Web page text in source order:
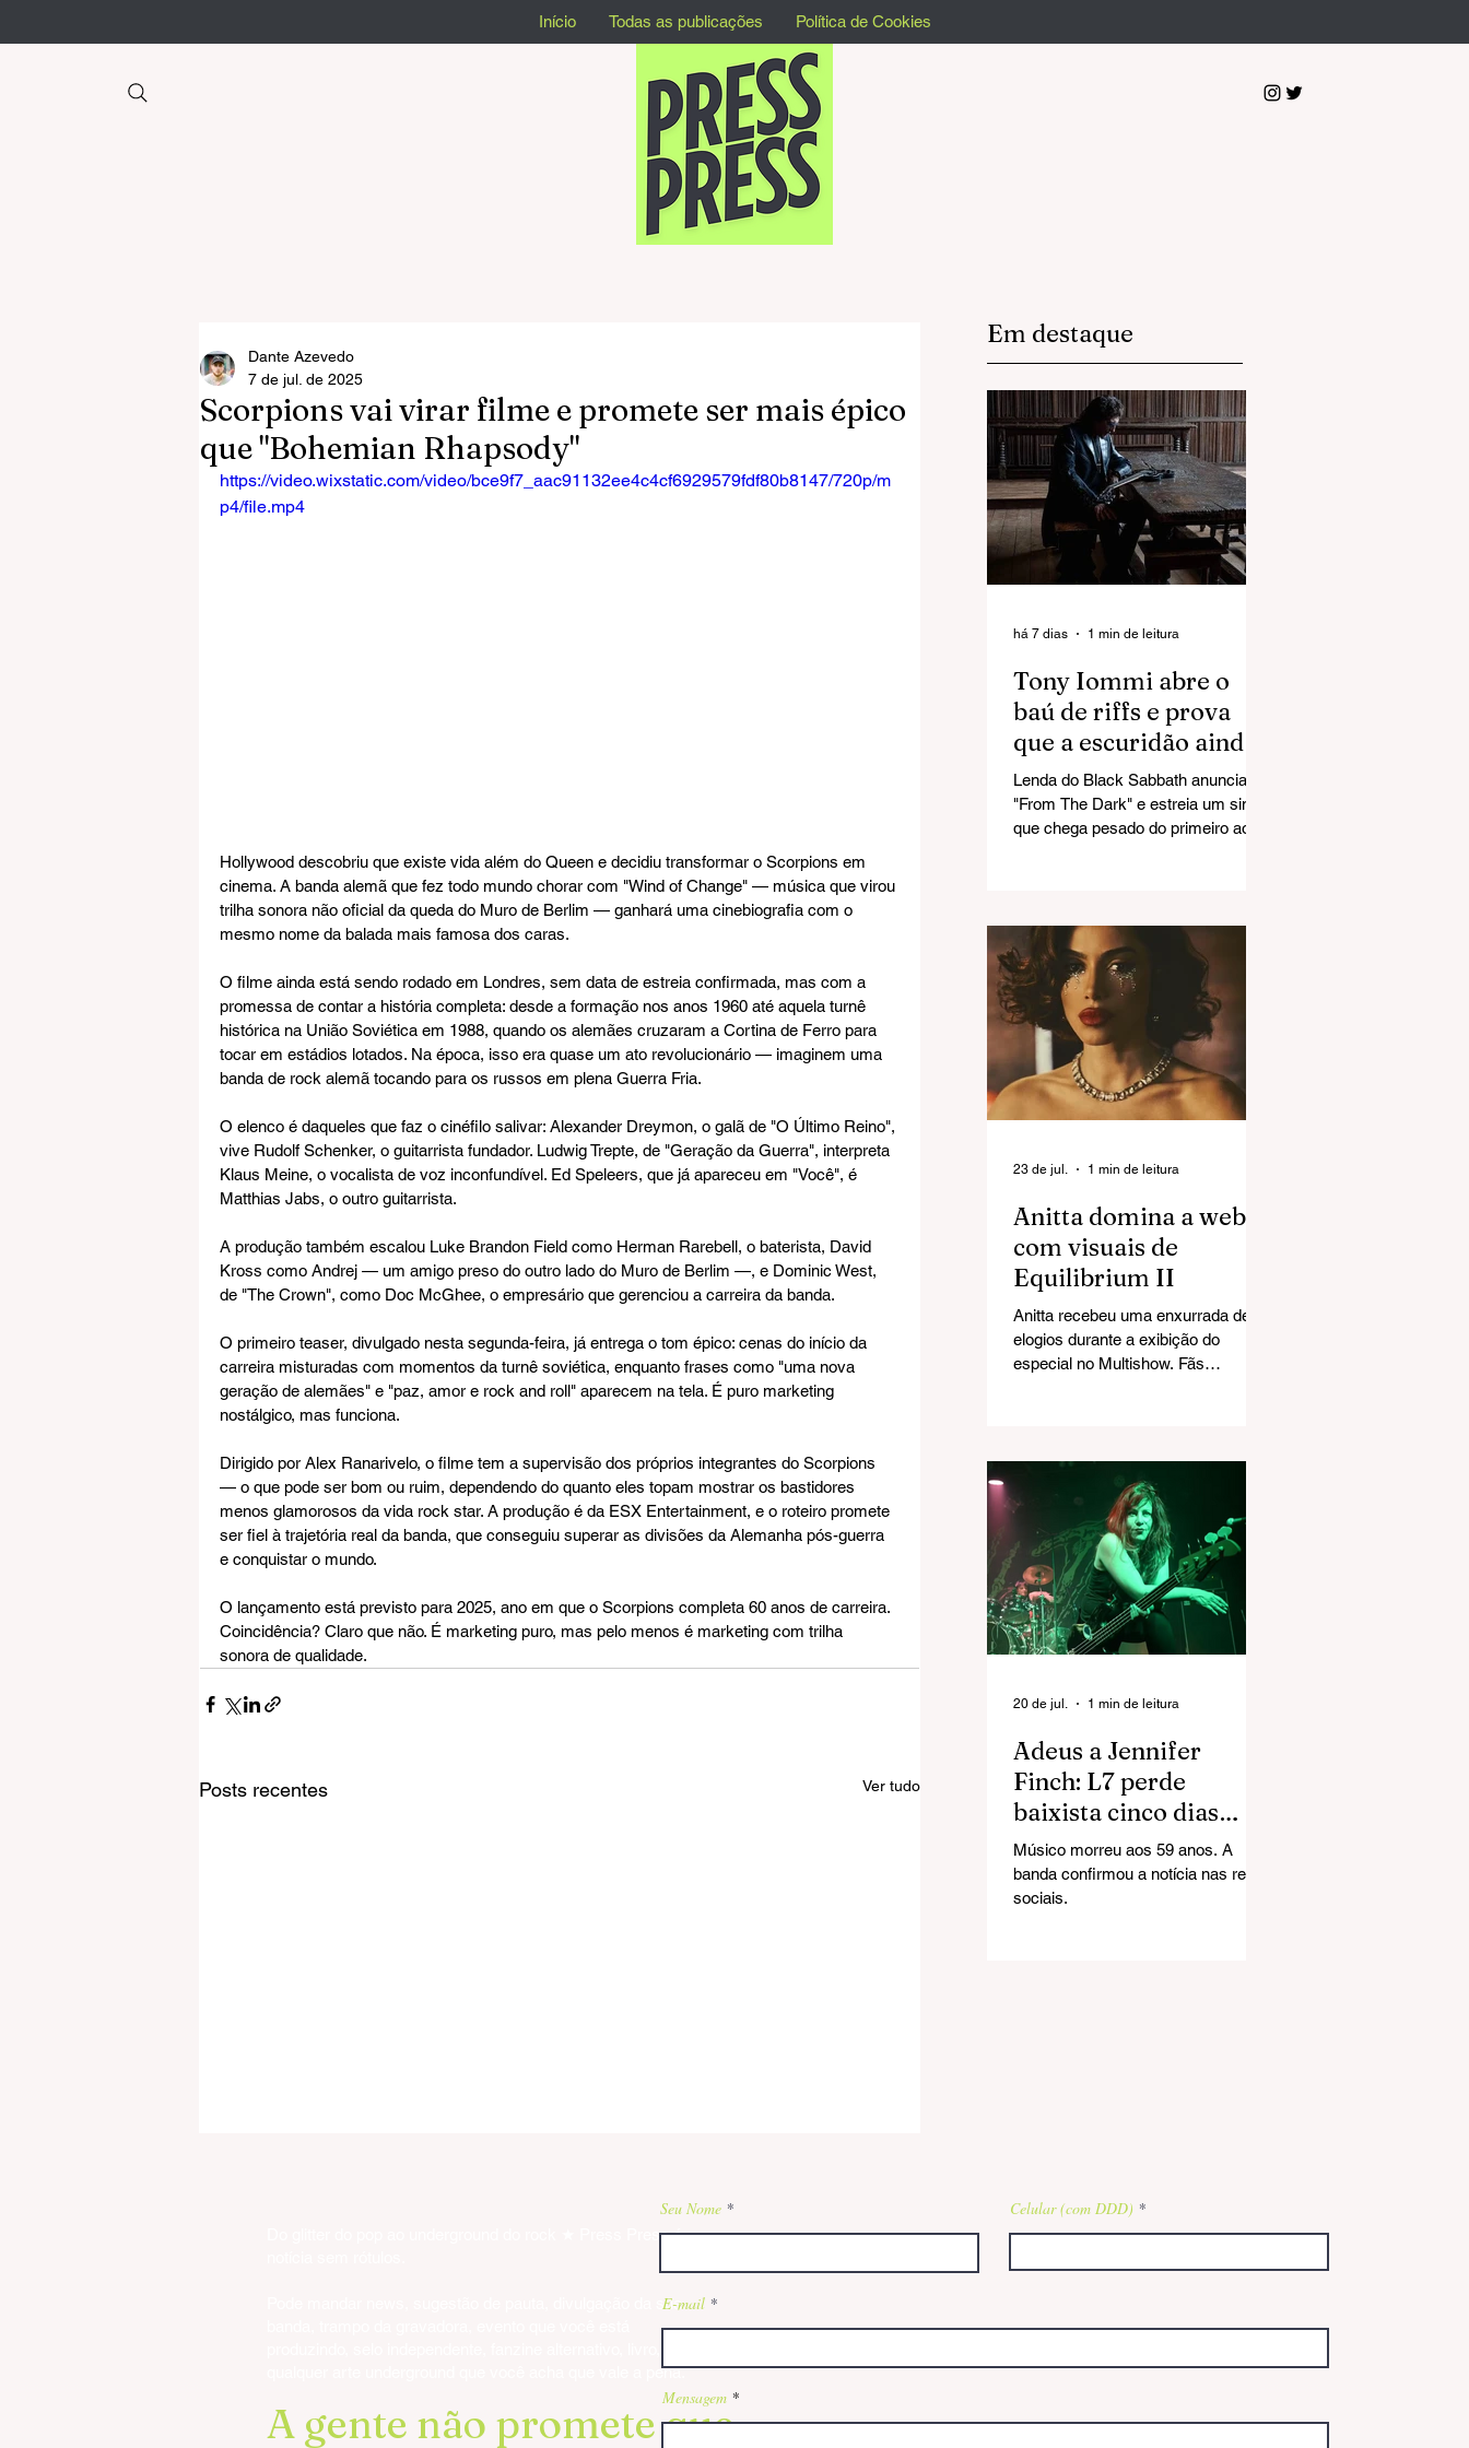
Início Todas as publicações Política de Cookies
Scorpions vai virar filme e promete ser mais épico
que "Bohemian Rhapsody"
Dante Azevedo
7 de jul. de 2025
https://video.wixstatic.com/video/bce9f7_aac91132ee4c4cf6929579fdf80b8147/720p/m
p4/file.mp4
Hollywood descobriu que existe vida além do Queen e decidiu transformar o Scorpions em
cinema. A banda alemã que fez todo mundo chorar com "Wind of Change" — música que virou
trilha sonora não oficial da queda do Muro de Berlim — ganhará uma cinebiografia com o
mesmo nome da balada mais famosa dos caras.
O filme ainda está sendo rodado em Londres, sem data de estreia confirmada, mas com a
promessa de contar a história completa: desde a formação nos anos 1960 até aquela turnê
histórica na União Soviética em 1988, quando os alemães cruzaram a Cortina de Ferro para
tocar em estádios lotados. Na época, isso era quase um ato revolucionário — imaginem uma
banda de rock alemã tocando para os russos em plena Guerra Fria.
O elenco é daqueles que faz o cinéfilo salivar: Alexander Dreymon, o galã de "O Último Reino",
vive Rudolf Schenker, o guitarrista fundador. Ludwig Trepte, de "Geração da Guerra", interpreta
Klaus Meine, o vocalista de voz inconfundível. Ed Speleers, que já apareceu em "Você", é
Matthias Jabs, o outro guitarrista.
A produção também escalou Luke Brandon Field como Herman Rarebell, o baterista, David
Kross como Andrej — um amigo preso do outro lado do Muro de Berlim —, e Dominic West,
de "The Crown", como Doc McGhee, o empresário que gerenciou a carreira da banda.
O primeiro teaser, divulgado nesta segunda-feira, já entrega o tom épico: cenas do início da
carreira misturadas com momentos da turnê soviética, enquanto frases como "uma nova
geração de alemães" e "paz, amor e rock and roll" aparecem na tela. É puro marketing
nostálgico, mas funciona.
Dirigido por Alex Ranarivelo, o filme tem a supervisão dos próprios integrantes do Scorpions
— o que pode ser bom ou ruim, dependendo do quanto eles topam mostrar os bastidores
menos glamorosos da vida rock star. A produção é da ESX Entertainment, e o roteiro promete
ser fiel à trajetória real da banda, que conseguiu superar as divisões da Alemanha pós-guerra
e conquistar o mundo.
O lançamento está previsto para 2025, ano em que o Scorpions completa 60 anos de carreira.
Coincidência? Claro que não. É marketing puro, mas pelo menos é marketing com trilha
sonora de qualidade.
Posts recentes Ver tudo
Em destaque
Tony Iommi abre o
baú de riffs e prova
que a escuridão ainda
tem combustível
Lenda do Black Sabbath anuncia
"From The Dark" e estreia um single
que chega pesado do primeiro ao
há 7 dias 1 min de leitura
Anitta domina a web
com visuais de
Equilibrium II
Anitta recebeu uma enxurrada de
elogios durante a exibição do
especial no Multishow. Fãs
23 de jul. 1 min de leitura
Adeus a Jennifer
Finch: L7 perde
baixista cinco dias
após revelar
diagnóstico de câncer
no cérebro
Músico morreu aos 59 anos. A
banda confirmou a notícia nas redes
sociais.
20 de jul. 1 min de leitura
Do glitter do pop ao underground do rock ★ Press Press é
Pode mandar news, sugestão de pauta, divulgação da sua
qualquer arte underground que você acha que vale a pena.
A gente não promete que
Seu Nome Celular (com DDD)
E-mail
Mensagem